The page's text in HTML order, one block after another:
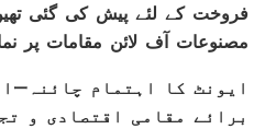
فروخت کے لئے پیش کی گئی
مصنوعات آف لائن مقامات پر
ایونٹ کا اہتمام چائنہ-
برائے مقامی اقتصادی و